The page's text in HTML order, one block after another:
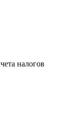
налогов